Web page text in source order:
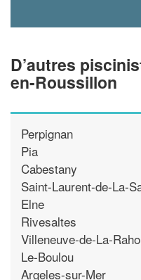
D’autres
en-Roussillon
Perpignan
Pia
Cabestany
Saint-Laurent-de-La-
Elne
Rivesaltes
Villeneuve-de-La-Raho
Le-Boulou
Argeles-sur-Mer